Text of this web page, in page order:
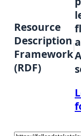
Resource
Description
Framework
(RDF)